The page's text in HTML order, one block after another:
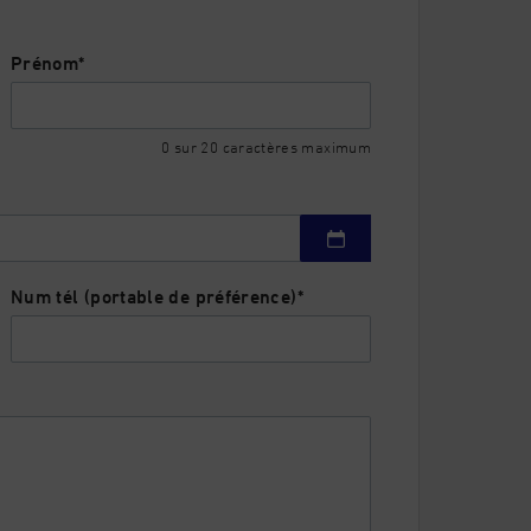
souhaitée.
le début de la prestation = 3 jours
Prénom*
0 sur 20 caractères maximum
Num tél (portable de préférence)*